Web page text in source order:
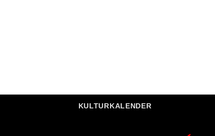
KULTURKALENDER